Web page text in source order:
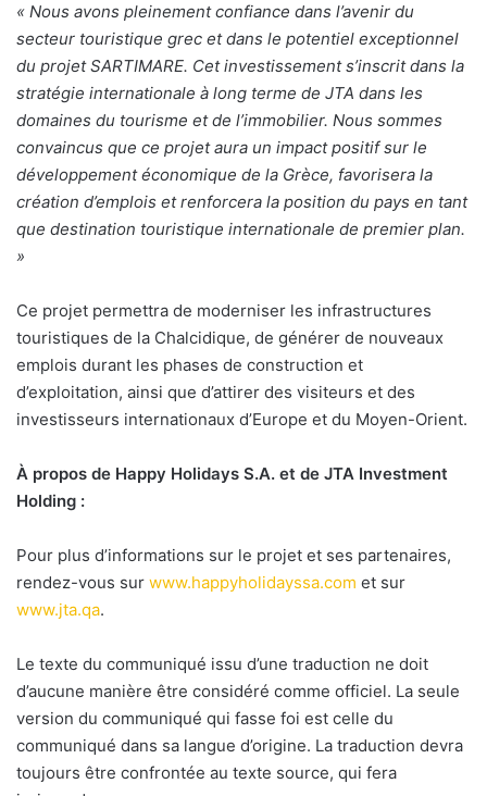
« Nous avons pleinement confiance dans l’avenir du
secteur touristique grec et dans le potentiel exceptionnel
du projet SARTIMARE. Cet investissement s’inscrit dans la
stratégie internationale à long terme de JTA dans les
domaines du tourisme et de l’immobilier. Nous sommes
convaincus que ce projet aura un impact positif sur le
développement économique de la Grèce, favorisera la
création d’emplois et renforcera la position du pays en tant
que destination touristique internationale de premier plan.
»
Ce projet permettra de moderniser les infrastructures
touristiques de la Chalcidique, de générer de nouveaux
emplois durant les phases de construction et
d’exploitation, ainsi que d’attirer des visiteurs et des
investisseurs internationaux d’Europe et du Moyen-Orient.
À propos de Happy Holidays S.A. et de JTA Investment
Holding :
Pour plus d’informations sur le projet et ses partenaires,
rendez-vous sur www.happyholidayssa.com et sur
www.jta.qa.
Le texte du communiqué issu d’une traduction ne doit
d’aucune manière être considéré comme officiel. La seule
version du communiqué qui fasse foi est celle du
communiqué dans sa langue d’origine. La traduction devra
toujours être confrontée au texte source, qui fera